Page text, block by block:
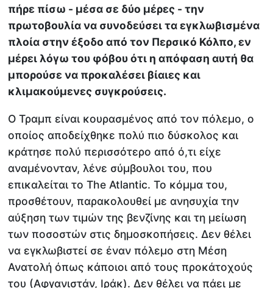
πήρε πίσω - μέσα σε δύο μέρες - την
πρωτοβουλία να συνοδεύσει τα εγκλωβισμένα
πλοία στην έξοδο από τον Περσικό Κόλπο, εν
μέρει λόγω του φόβου ότι η απόφαση αυτή θα
μπορούσε να προκαλέσει βίαιες και
κλιμακούμενες συγκρούσεις.
Ο Τραμπ είναι κουρασμένος από τον πόλεμο, ο
οποίος αποδείχθηκε πολύ πιο δύσκολος και
κράτησε πολύ περισσότερο από ό,τι είχε
αναμένονταν, λένε σύμβουλοι του, που
επικαλείται το The Atlantic. Το κόμμα του,
προσθέτουν, παρακολουθεί με ανησυχία την
αύξηση των τιμών της βενζίνης και τη μείωση
των ποσοστών στις δημοσκοπήσεις. Δεν θέλει
να εγκλωβιστεί σε έναν πόλεμο στη Μέση
Ανατολή όπως κάποιοι από τους προκάτοχούς
του (Αφγανιστάν, Ιράκ). Δεν θέλει να πάει με